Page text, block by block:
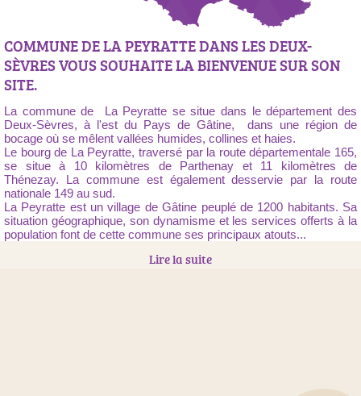
COMMUNE DE LA PEYRATTE DANS LES DEUX-
SÈVRES VOUS SOUHAITE LA BIENVENUE SUR SON
SITE.
La commune de La Peyratte se situe dans le département des
Deux-Sèvres, à l'est du Pays de Gâtine, dans une région de
bocage où se mêlent vallées humides, collines et haies.
Le bourg de La Peyratte, traversé par la route départementale 165,
se situe à 10 kilomètres de Parthenay et 11 kilomètres de
Thénezay. La commune est également desservie par la route
nationale 149 au sud.
La Peyratte est un village de Gâtine peuplé de 1200 habitants. Sa
situation géographique, son dynamisme et les services offerts à la
population font de cette commune ses principaux atouts...
Lire la suite